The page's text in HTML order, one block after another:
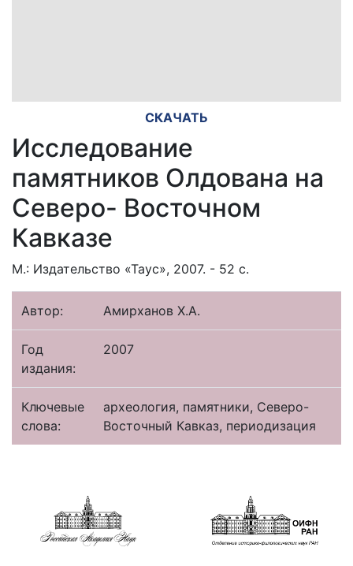
СКАЧАТЬ
Исследование
памятников Олдована на
Северо- Восточном
Кавказе
М.: Издательство «Таус», 2007. - 52 с.
Автор: Амирханов Х.А.
Год
издания:
2007
Ключевые
слова:
археология, памятники, Северо-
Восточный Кавказ, периодизация